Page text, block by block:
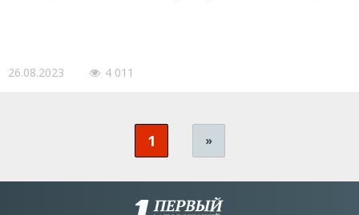
26.08.2023 4 011
1 »